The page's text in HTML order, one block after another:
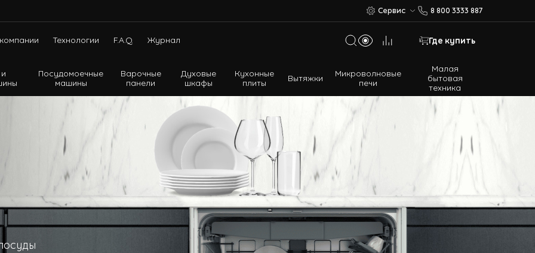
Сервис 8 800 3333 887
Технологии F.A.Q. Журнал Где купить
Посудомоечные
машины
Варочные
панели
Духовые
шкафы
Кухонные
плиты Вытяжки Микроволновые
печи
Малая
бытовая
техника
Холодильники с нижней морозильной камерой
Холодильники с верхней морозильной камерой
Холодильники Side-by-side
Многодверные холодильники
Встраиваемые холодильники